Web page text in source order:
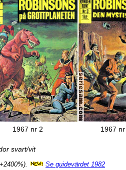
1967 nr 2 1967 nr
svart/vit
Se guidevärdet 1982